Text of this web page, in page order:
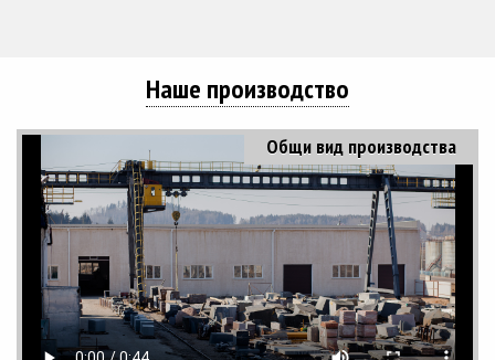
Наше производство
Общи вид производства